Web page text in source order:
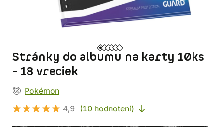
Stránky do albumu na karty 10ks
- 18 vreciek
Pokémon
4,9 (10 hodnotení)